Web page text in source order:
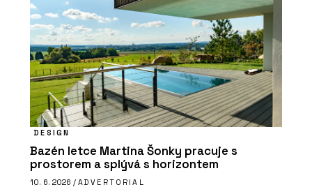
DESIGN
Bazén letce Martina Šonky pracuje s
prostorem a splývá s horizontem
10. 6. 2026 / ADVERTORIAL